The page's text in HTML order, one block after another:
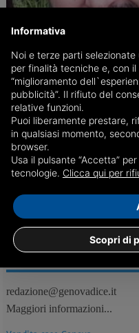
Fondi Lega: pg di
confisca di 49 milioni
Nel mirino della magistratura
Carroccio tra il 2008 e il 2010.
reati prescritta
17/07
REDAZIONE
redazione@genovadice.it
Maggiori informazioni...
Informativa
Noi e terze parti
per finalità tecniche e, con
“miglioramento
pubblicità”. Il rifiuto del
relative funzioni.
Puoi liberamente prestare,
in qualsiasi momento,
browser.
Usa il pulsante “Accetta”
tecnologie. Clicca qui per
Scopri di